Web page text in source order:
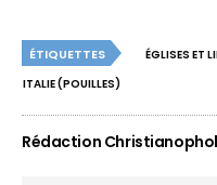
ÉTIQUETTES ÉGLISES ET
ITALIE (POUILLES)
Rédaction